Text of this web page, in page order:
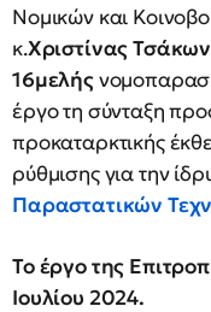
Νομικών και
κ.Χριστίνας
16μελής
έργο τη σύνταξη
προκαταρκτικής
ρύθμισης για την
Παραστατικών
Το έργο της
Ιουλίου 2024.